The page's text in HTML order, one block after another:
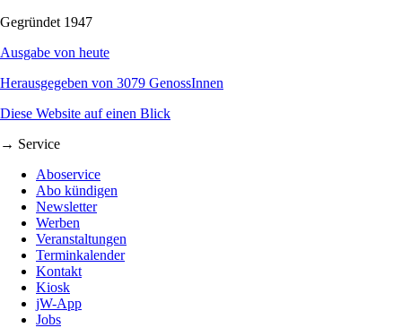
Gegründet 1947
Ausgabe von heute
Herausgegeben von 3079 GenossInnen
Diese Website auf einen Blick
→ Service
Aboservice
Abo kündigen
Newsletter
Werben
Veranstaltungen
Terminkalender
Kontakt
Kiosk
jW-App
Jobs